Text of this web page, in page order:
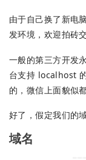
由于自己换了新电
发环境，欢迎拍砖交
一般的第三方开发
台支持 localhost
的，微信上面貌似
好了，假定我们的
域名